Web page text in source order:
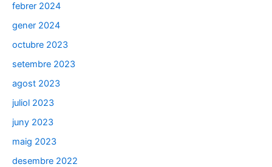
febrer 2024
gener 2024
octubre 2023
setembre 2023
agost 2023
juliol 2023
juny 2023
maig 2023
desembre 2022